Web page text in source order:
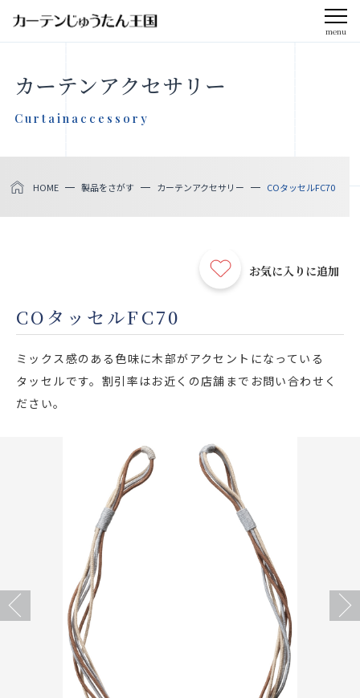
menu
会社案内
お知らせ
製品をさがす
店舗をさがす
お問い合わせ
お気に入りリスト
カーテンアクセサリー
Curtainaccessory
HOME 製品をさがす カーテンアクセサリー COタッセルFC70
お気に入りに追加
COタッセルFC70
ミックス感のある色味に木部がアクセントになっている
タッセルです。割引率はお近くの店舗までお問い合わせく
ださい。
Previous Next